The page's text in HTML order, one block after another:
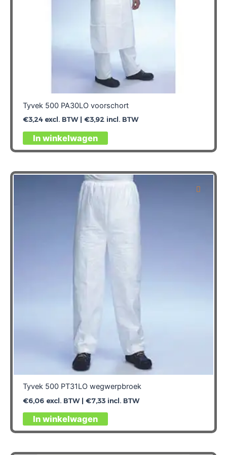
Tyvek 500 PA30LO voorschort
€3,24excl. BTW | €3,92incl. BTW
In winkelwagen
Dit
product
meerdere
variaties.
worden
Tyvek 500 PT31LO wegwerpbroek
€6,06excl. BTW | €7,33incl. BTW
In winkelwagen
Dit
product
meerdere